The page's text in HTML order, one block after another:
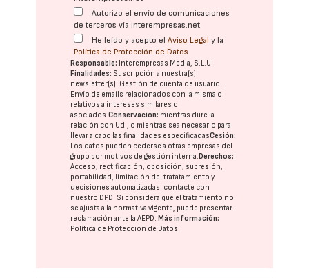
Autorizo el envío de comunicaciones
de terceros vía interempresas.net
He leído y acepto elAviso Legal y la
Política de Protección de Datos
Responsable: Interempresas Media, S.L.U.
Finalidades: Suscripción a nuestra(s)
newsletter(s). Gestión de cuenta de usuario.
Envío de emails relacionados con la misma o
relativos a intereses similares o
asociados.Conservación: mientras dure la
relación con Ud., o mientras sea necesario para
llevar a cabo las finalidades especificadasCesión:
Los datos pueden cederse a otras empresas del
grupo por motivos de gestión interna.Derechos:
Acceso, rectificación, oposición, supresión,
portabilidad, limitación del tratatamiento y
decisiones automatizadas: contacte con
nuestro DPD. Si considera que el tratamiento no
se ajusta a la normativa vigente, puede presentar
reclamación ante laAEPD.Más información:
Política de Protección de Datos